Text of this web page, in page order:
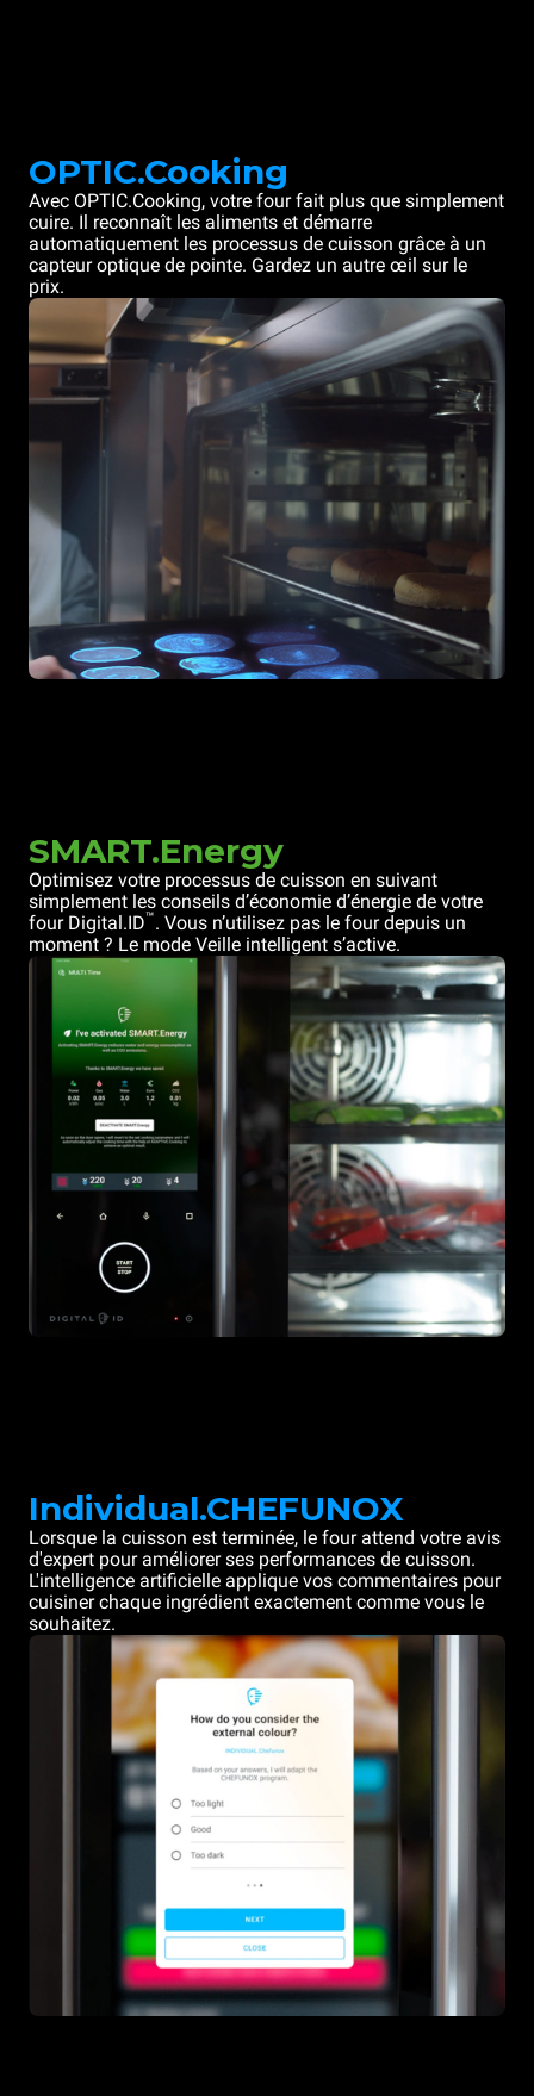
OPTIC.Cooking
Avec OPTIC.Cooking, votre four fait plus que simplement
cuire. Il reconnaît les aliments et démarre
automatiquement les processus de cuisson grâce à un
capteur optique de pointe. Gardez un autre œil sur le
prix.
SMART.Energy
Optimisez votre processus de cuisson en suivant
simplement les conseils d’économie d’énergie de votre
four Digital.ID™. Vous n’utilisez pas le four depuis un
moment ? Le mode Veille intelligent s’active.
Individual.CHEFUNOX
Lorsque la cuisson est terminée, le four attend votre avis
d'expert pour améliorer ses performances de cuisson.
L'intelligence artificielle applique vos commentaires pour
cuisiner chaque ingrédient exactement comme vous le
souhaitez.